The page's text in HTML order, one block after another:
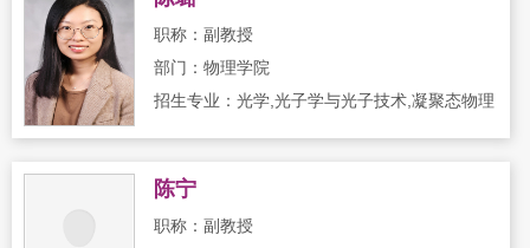
职称：副教授
部门：物理学院
招生专业：光学,光子学与光子技术,凝聚态物理
陈宁
职称：副教授